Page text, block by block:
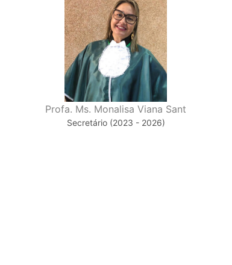
Profa. Ms. Monalisa Viana Sant
Secretário (2023 - 2026)